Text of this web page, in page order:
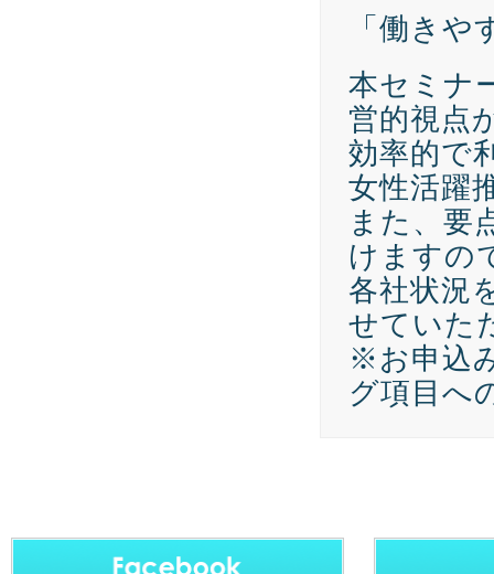
「働き
本セミナ
営的視点
効率的で
女性活躍
また、要
けますの
各社状況
せていた
※お申込
グ項目へ